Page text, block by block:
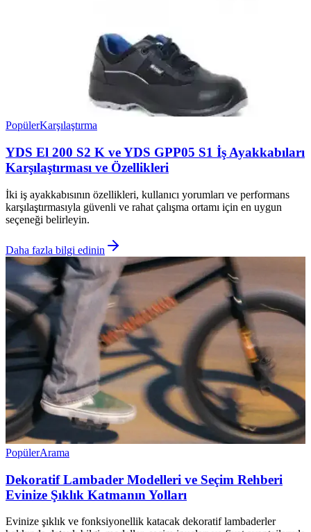
PopülerKarşılaştırma
YDS El 200 S2 K ve YDS GPP05 S1 İş Ayakkabıları
Karşılaştırması ve Özellikleri
İki iş ayakkabısının özellikleri, kullanıcı yorumları ve performans
karşılaştırmasıyla güvenli ve rahat çalışma ortamı için en uygun
seçeneği belirleyin.
Daha fazla bilgi edinin
PopülerArama
Dekoratif Lambader Modelleri ve Seçim Rehberi
Evinize Şıklık Katmanın Yolları
Evinize şıklık ve fonksiyonellik katacak dekoratif lambaderler